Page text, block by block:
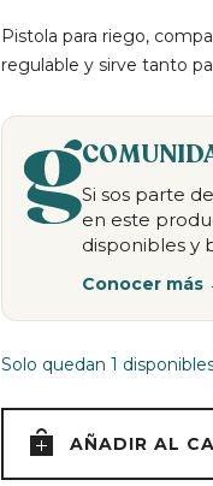
Pistola para riego,
regulable y sirve tanto
Si sos parte
en este
disponibles y
Conocer más
Solo quedan 1
AÑADIR AL